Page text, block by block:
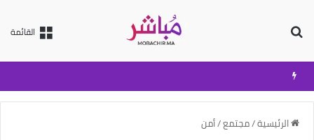
القائمة
الرئيسية/مجتمع/أمن